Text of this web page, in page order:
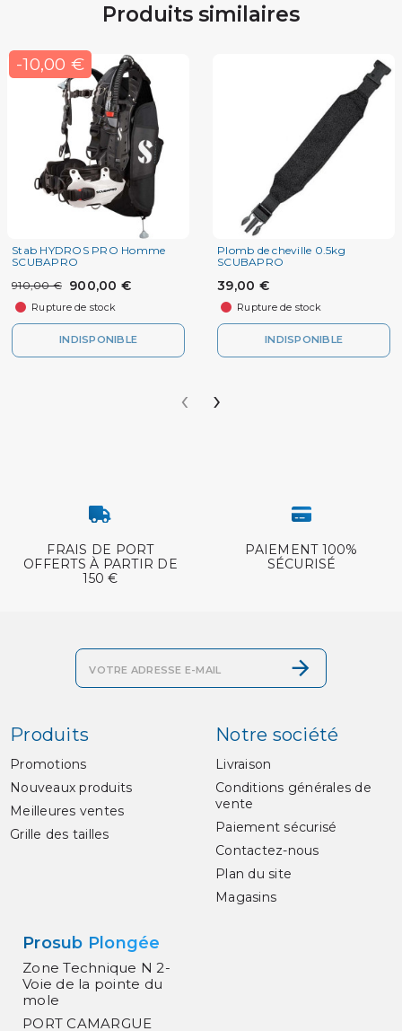
Produits similaires
-10,00 €
Stab HYDROS PRO Homme
SCUBAPRO
910,00 € 900,00 €
Rupture de stock
INDISPONIBLE
Plomb de cheville 0.5kg
SCUBAPRO
39,00 €
Rupture de stock
INDISPONIBLE
‹ ›
FRAIS DE PORT
OFFERTS À PARTIR DE
150 €
PAIEMENT 100%
SÉCURISÉ
Produits
Promotions
Nouveaux produits
Meilleures ventes
Grille des tailles
Notre société
Livraison
Conditions générales de
vente
Paiement sécurisé
Contactez-nous
Plan du site
Magasins
Prosub Plongée
Zone Technique N 2-
Voie de la pointe du
mole
PORT CAMARGUE